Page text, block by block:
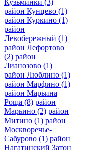
район Кунцево (1)
район Куркино (1)
район
Левобережный (1)
район Лефортово
(2) район
Лианозово (1)
район Люблино (1)
район Марфино (1)
район Марьина
Роща (8) район
Марьино (2) район
Митино (1) район
Москворечье-
Сабурово (1) район
Нагатинский Затон